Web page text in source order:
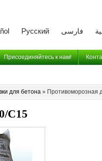
Русский فارسی
Присоединяйтесь к нам!
для бетона» Противоморозная
C15